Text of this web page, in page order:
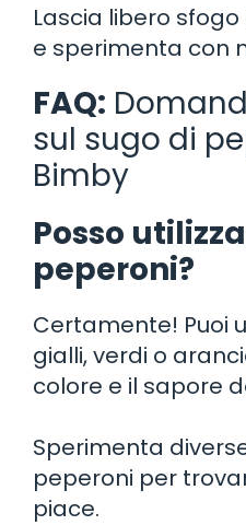
Lascia libero
e sperimenta con
FAQ:
sul sugo di
Bimby
Posso
peperoni?
Certamente! Puoi
gialli, verdi o
colore e il sapore
Sperimenta
peperoni per
piace.